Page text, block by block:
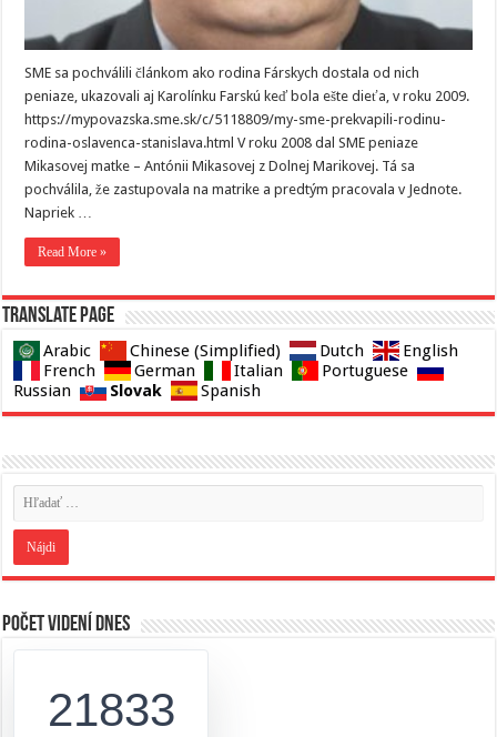
SME sa pochválili článkom ako rodina Fárskych dostala od nich
peniaze, ukazovali aj Karolínku Farskú keď bola ešte dieťa, v roku 2009.
https://mypovazska.sme.sk/c/5118809/my-sme-prekvapili-rodinu-
rodina-oslavenca-stanislava.html V roku 2008 dal SME peniaze
Mikasovej matke – Antónii Mikasovej z Dolnej Marikovej. Tá sa
pochválila, že zastupovala na matrike a predtým pracovala v Jednote.
Napriek …
Read More »
Translate page
Arabic Chinese (Simplified) Dutch
English
French
German Italian
Portuguese
Russian
Slovak Spanish
Počet videní dnes
21833